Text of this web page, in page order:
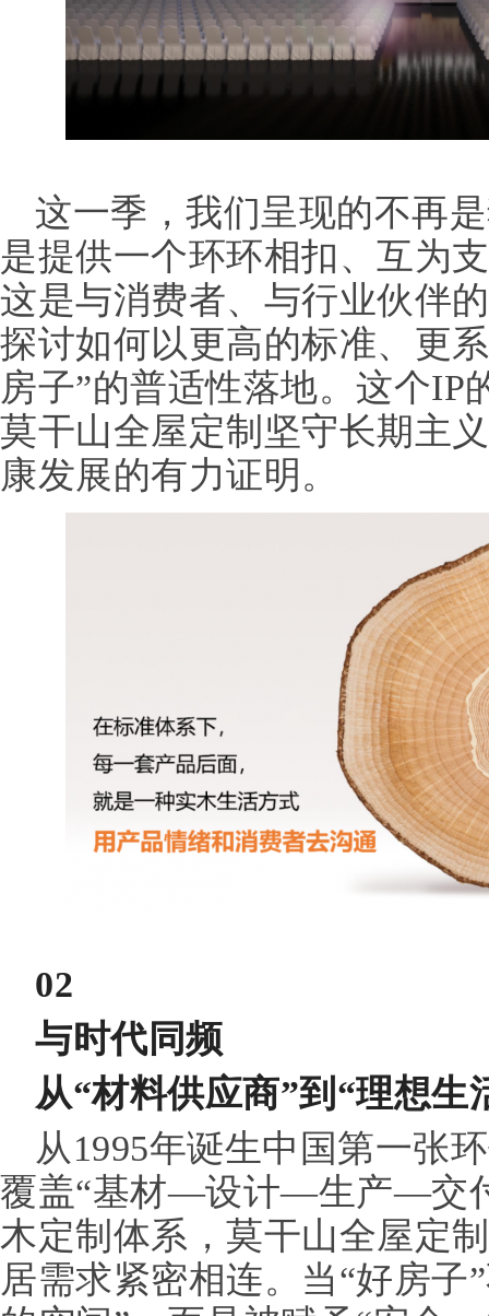
这一季，我们呈现的不再
是提供一个环环相扣、互为
这是与消费者、与行业伙伴
探讨如何以更高的标准、更
房子”的普适性落地。这个IP
莫干山全屋定制坚守长期主
康发展的有力证明。
02
与时代同频
从“材料供应商”到“理想生
从1995年诞生中国第一张
覆盖“基材—设计—生产—交
木定制体系，莫干山全屋定
居需求紧密相连。当“好房子